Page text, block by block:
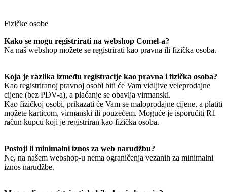
Fizičke osobe
Kako se mogu registrirati na webshop Comel-a?
Na naš webshop možete se registrirati kao pravna ili fizička osoba.
Koja je razlika između registracije kao pravna i fizička osoba?
Kao registriranoj pravnoj osobi biti će Vam vidljive veleprodajne
cijene (bez PDV-a), a plaćanje se obavlja virmanski.
Kao fizičkoj osobi, prikazati će Vam se maloprodajne cijene, a platiti
možete karticom, virmanski ili pouzećem. Moguće je isporučiti R1
račun kupcu koji je registriran kao fizička osoba.
Postoji li minimalni iznos za web narudžbu?
Ne, na našem webshop-u nema ograničenja vezanih za minimalni
iznos narudžbe.